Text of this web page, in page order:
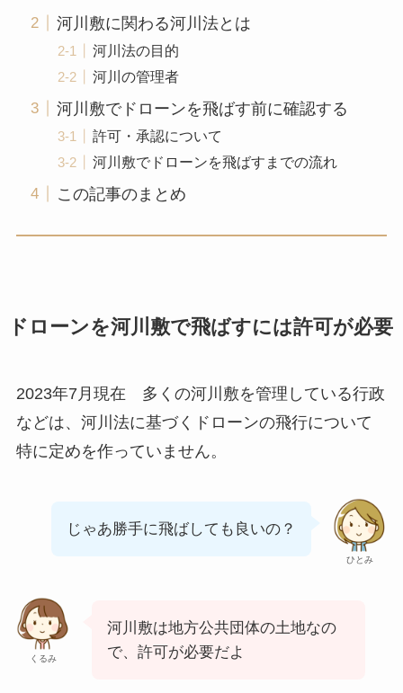
河川敷に関わる河川法とは
河川法の目的
河川の管理者
河川敷でドローンを飛ばす前に確認する
許可・承認について
河川敷でドローンを飛ばすまでの流れ
この記事のまとめ
ドローンを河川敷で飛ばすには許可が必要
2023年7月現在 多くの河川敷を管理している行政
などは、河川法に基づくドローンの飛行について
特に定めを作っていません。
ひとみ
じゃあ勝手に飛ばしても良いの？
くるみ
河川敷は地方公共団体の土地なの
で、許可が必要だよ